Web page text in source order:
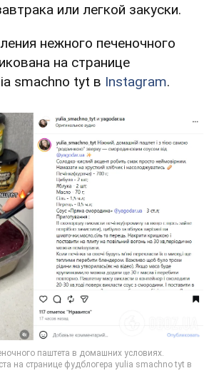
или легкой закуски.
нежного печеночного
на странице
smachno tyt в Instagram.